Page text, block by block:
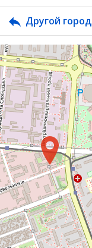
Другой город